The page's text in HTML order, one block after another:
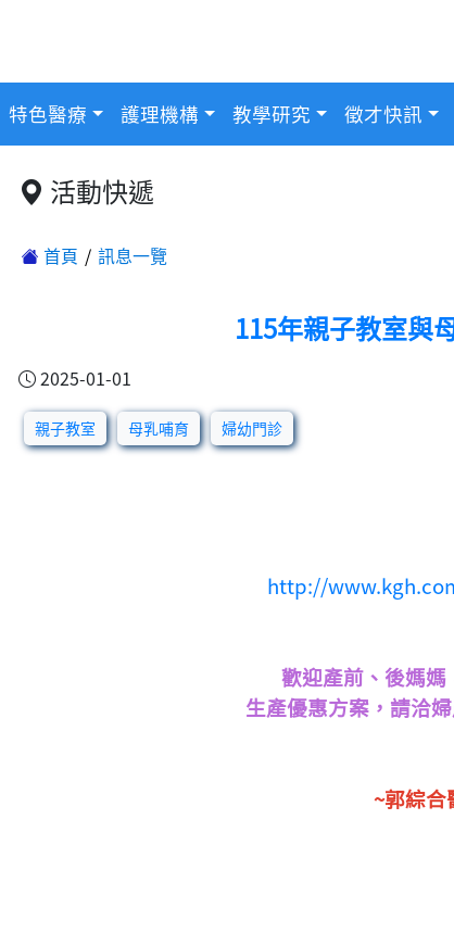
特色醫療 護理機構 教學研究 徵才快訊
活動快遞
首頁 訊息一覽
115年親子教室與
2025-01-01
親子教室 母乳哺育 婦幼門診
http://
歡迎產前、後媽媽
生產優惠方案，請洽
~郭綜合